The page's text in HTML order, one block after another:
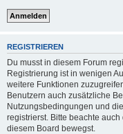
REGISTRIEREN
Du musst in diesem Forum
Registrierung ist in wenigen
weitere Funktionen
Benutzern auch zusätzliche
Nutzungsbedingungen und
registrierst. Bitte beachte
diesem Board bewegst.